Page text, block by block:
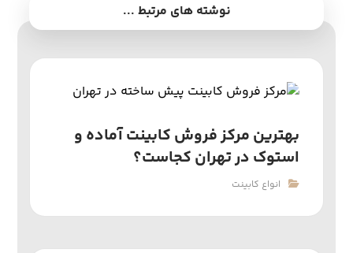
نوشته های مرتبط ...
بهترین مرکز فروش کابینت آماده و
استوک در تهران کجاست؟
انواع کابینت